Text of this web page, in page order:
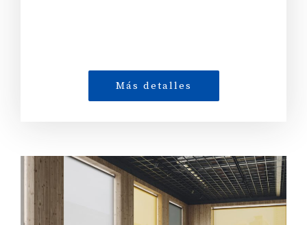
Más detalles